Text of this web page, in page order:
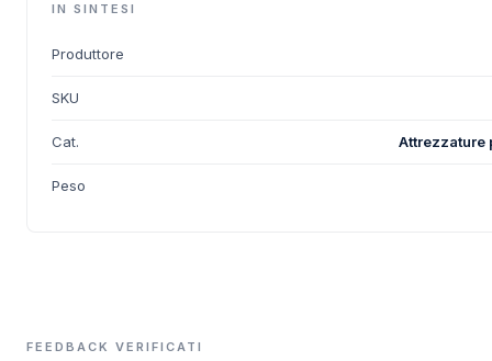
IN SINTESI
Produttore
SKU
Cat. Attrezzature
Peso
FEEDBACK VERIFICATI